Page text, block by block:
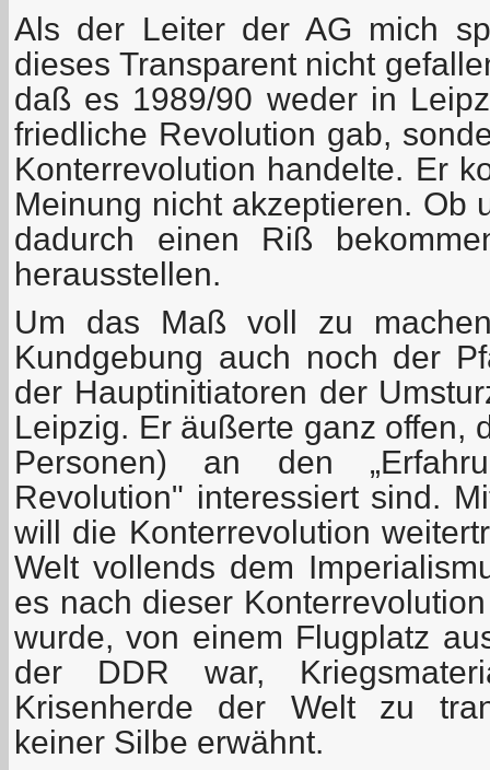
Als der Leiter der AG mich
dieses Transparent nicht
daß es 1989/90 weder in
friedliche Revolution gab,
Konterrevolution handelte. Er
Meinung nicht akzeptieren. Ob
dadurch einen Riß
herausstellen.
Um das Maß voll zu
Kundgebung auch noch der
der Hauptinitiatoren der
Leipzig. Er äußerte ganz offen,
Personen) an den
Revolution" interessiert sind.
will die Konterrevolution
Welt vollends dem
es nach dieser
wurde, von einem Flugplatz
der DDR war,
Krisenherde der Welt zu
keiner Silbe erwähnt.